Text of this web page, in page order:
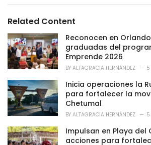
e
o
r
i
e
:
Related Content
Reconocen en
graduadas del
Emprende 2026
BY ALTAGRACIA HERNÁNDEZ 5
Inicia operaciones la
para fortalecer la
Chetumal
BY ALTAGRACIA HERNÁNDEZ 5
Impulsan en Playa del
acciones para